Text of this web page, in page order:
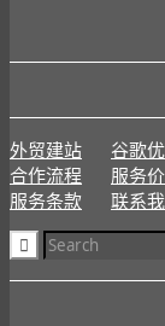
外贸建站 谷歌
合作流程
服务
服务条款
联系